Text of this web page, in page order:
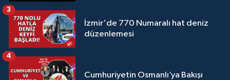
İzmir'de 770 Numaralı hat deniz
düzenlemesi
3
Cumhuriyetin Osmanlı’ya Bakışı
4